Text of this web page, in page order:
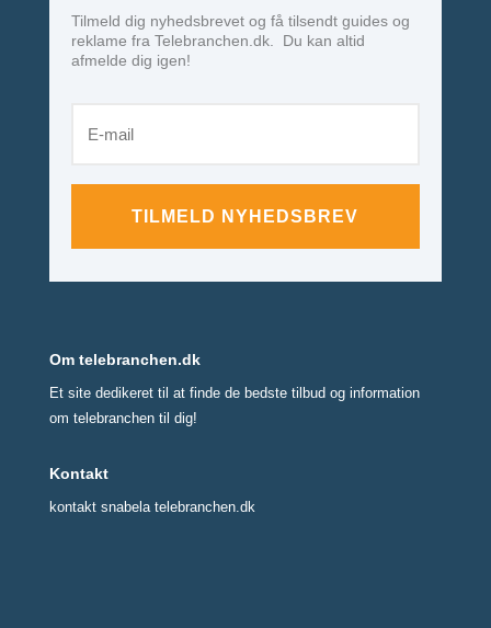
Tilmeld dig nyhedsbrevet og få tilsendt guides og
reklame fra Telebranchen.dk. Du kan altid
afmelde dig igen!
TILMELD NYHEDSBREV
Om telebranchen.dk
Et site dedikeret til at finde de bedste tilbud og information
om telebranchen til dig!
Kontakt
kontakt snabela telebranchen.dk